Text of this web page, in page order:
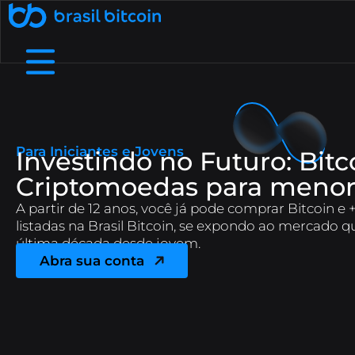
透過向您的朋友推薦巴西比特幣來賺
免費加密貨幣 在我們的應用程式上兌換加密貨幣，每天
賺取高達 1,000 雷亞爾.
B8 Earn
Rentabilize seus ativos digitais e receba
在實體企業和數位商店中使用加密貨幣進行支付.
B8非處方藥 透過流動性、敏捷性和個人化服務協商高價
值.
B8 碳酸鈣 Ofereça negociação, depósitos e saques
de dezenas de criptomoedas na sua empresa.
詳細了解我們的結構、價值觀和目標
費用和截止日期 依靠大的流動限制和小額費用
部落格 了解加密貨幣世界並關注最新市場新聞.
查看我們的常見問題中最常見的問題.
接觸 您需要和我們談談嗎？發現我們的服務管道.
🤖 Ative a SophIA Plus: sua assessora cripto
Para Iniciantes e Jovens
Investindo no Futuro:
Criptomoedas para
A partir de 12 anos, você já pode comprar Bitcoin e
listadas na Brasil Bitcoin, se expondo ao mercado
última década desde jovem.
Abra sua conta